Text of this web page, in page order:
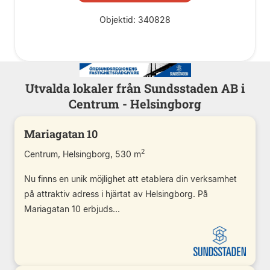
Objektid: 340828
Utvalda lokaler från Sundsstaden AB i
Centrum - Helsingborg
Mariagatan 10
Centrum, Helsingborg, 530 m2
Nu finns en unik möjlighet att etablera din verksamhet
på attraktiv adress i hjärtat av Helsingborg. På
Mariagatan 10 erbjuds...